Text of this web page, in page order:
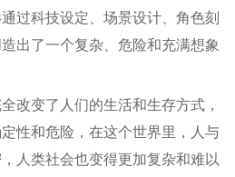
过科技设定、场景设计、角色刻
出了一个复杂、危险和充满想象
改变了人们的生活和生存方式，
性和危险，在这个世界里，人与
人类社会也变得更加复杂和难以